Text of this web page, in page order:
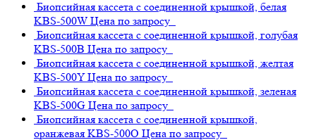
Биопсийная кассета с соединенной крышкой, белая
KBS-500W Цена по запросу
Биопсийная кассета с соединенной крышкой, голубая
KBS-500B Цена по запросу
Биопсийная кассета с соединенной крышкой, желтая
KBS-500Y Цена по запросу
Биопсийная кассета с соединенной крышкой, зеленая
KBS-500G Цена по запросу
Биопсийная кассета с соединенной крышкой,
оранжевая KBS-500O Цена по запросу